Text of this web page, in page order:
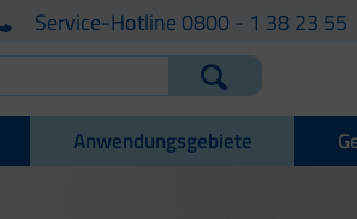
Service-Hotline 0800 - 1 38 23 55
Anwendungsgebiete